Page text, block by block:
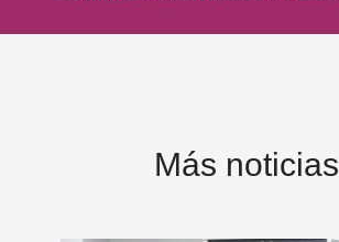
Más noticias